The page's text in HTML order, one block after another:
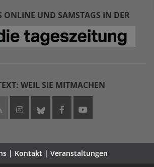
ONLINE UND SAMSTAGS IN DER
WEIL SIE MITMACHEN
| Kontakt | Veranstaltungen